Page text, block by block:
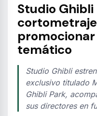
Studio
temático
Studio Ghibli
exclusivo titulado
Ghibli Park,
sus directores en